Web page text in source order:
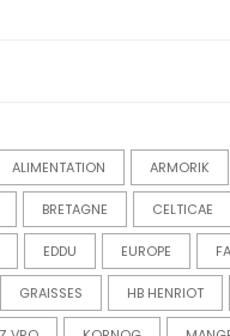
ALIMENTATION ARMORIK
BRETAGNE CELTICAE
EDDU EUROPE
GRAISSES HB HENRIOT